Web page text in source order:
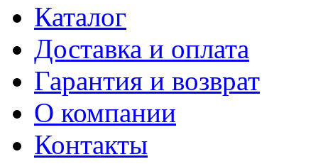
Каталог
Доставка и оплата
Гарантия и возврат
О компании
Контакты